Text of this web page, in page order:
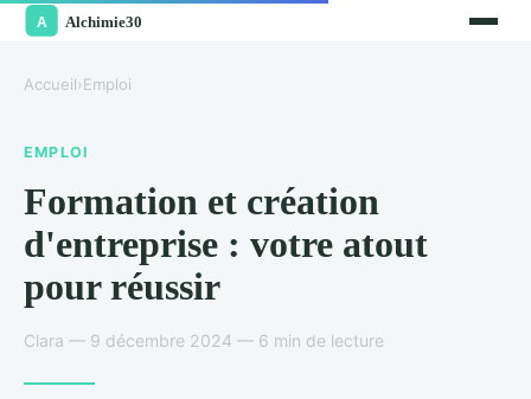
Accueil›Emploi
EMPLOI
Formation et création
d'entreprise : votre atout
pour réussir
Clara — 9 décembre 2024 — 6 min de lecture